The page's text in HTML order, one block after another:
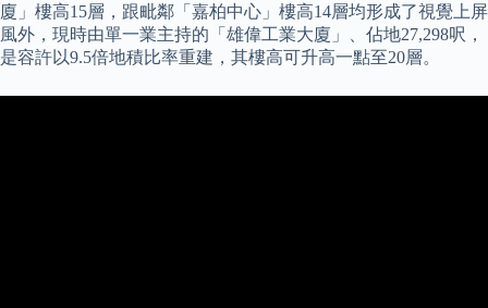
廈」樓高15層，跟毗鄰「嘉柏中心」樓高14層均形成了視覺上屏
風外，現時由單一業主持的「雄偉工業大廈」、佔地27,298呎，
是容許以9.5倍地積比率重建，其樓高可升高一點至20層。